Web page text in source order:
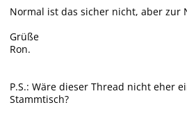
Normal ist das sicher nicht, aber zur
Grüße
Ron.
P.S.: Wäre dieser Thread nicht eher
Stammtisch?